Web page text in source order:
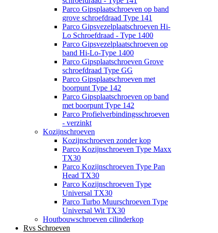
Parco Gipsplaatschroeven op band
grove schroefdraad Type 141
Parco Gipsvezelplaatschroeven Hi-
Lo Schroefdraad - Type 1400
Parco Gipsvezelplaatschroeven op
band Hi-Lo-Type 1400
Parco Gipsplaatschroeven Grove
schroefdraad Type GG
Parco Gipsplaatschroeven met
boorpunt Type 142
Parco Gipsplaatschroeven op band
met boorpunt Type 142
Parco Profielverbindingsschroeven
- verzinkt
Kozijnschroeven
Kozijnschroeven zonder kop
Parco Kozijnschroeven Type Maxx
TX30
Parco Kozijnschroeven Type Pan
Head TX30
Parco Kozijnschroeven Type
Universal TX30
Parco Turbo Muurschroeven Type
Universal Wit TX30
Houtbouwschroeven cilinderkop
Rvs Schroeven